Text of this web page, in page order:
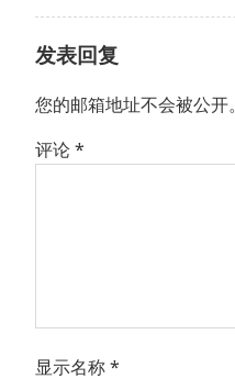
发表回复
您的邮箱地址不会被公开。
评论*
显示名称*